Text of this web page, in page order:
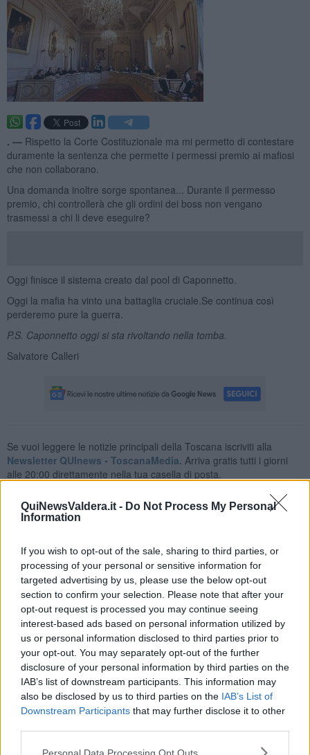
QuiNewsValdera.it - Do Not Process My Personal
Information
If you wish to opt-out of the sale, sharing to third parties, or
processing of your personal or sensitive information for
targeted advertising by us, please use the below opt-out
section to confirm your selection. Please note that after your
opt-out request is processed you may continue seeing
interest-based ads based on personal information utilized by
us or personal information disclosed to third parties prior to
your opt-out. You may separately opt-out of the further
disclosure of your personal information by third parties on the
IAB’s list of downstream participants. This information may
also be disclosed by us to third parties on the IAB’s List of
Downstream Participants that may further disclose it to other
Personal Data Processing Opt Outs
. — Rispetto la Corte Costituzionale ma mi permetto di contestare
duramente la sentenza che permette i permessi premio ai mafiosi
che non collaborano.
Una domanda inoltre sorge spontanea... Durante il permesso
premio, chi controllerà che gli ordini dei boss non vengano
trasmessi a chi li deve eseguire?
Oggi finisce il sistema creato dal pool di Caponnetto.
Oggi la mafia ha vinto una battaglia cruciale.Se continua così
perderemo pure la guerra.
P.S. Caponnetto oggi si sta rivoltando nella tomba.
Salvatore Calleri
Se vuoi leggere le notizie principali della Toscana iscriviti alla
Newsletter QUInews - ToscanaMedia. Arriva gratis tutti i giorni
alle 20:00 direttamente nella tua casella di posta.
Ti potrebbe interessare anche:
Il “dopo” Matteo Messina Denaro
Vademecum antimafia per gli elettori
Toscana chiama Palermo
Serve un esercito europeo
I superbonus rischiano di favorire la mafia
Occorre potenziare il controllo del territorio
​Nuovi scenari narcos a Firenze?
Alla 'ndrangheta piace la Toscana
Siamo in una situazione di Red Alert
La "Dichiarazione di Vallombrosa"
La chimera dell'esercito europeo
Politicamente scorrevole
La festa dell'Europa